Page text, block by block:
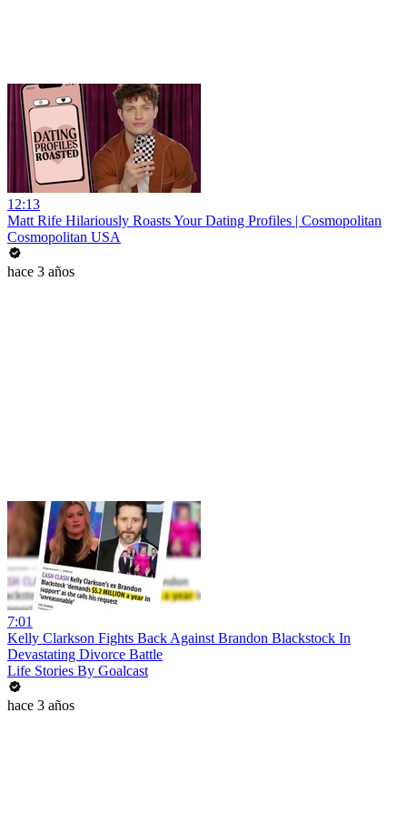
12:13
Matt Rife Hilariously Roasts Your Dating Profiles | Cosmopolitan
Cosmopolitan USA
hace 3 años
7:01
Kelly Clarkson Fights Back Against Brandon Blackstock In
Devastating Divorce Battle
Life Stories By Goalcast
hace 3 años